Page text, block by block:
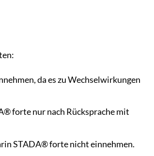
da es zu Wechselwirkungen
forte nur nach Rücksprache mit
STADA® forte nicht einnehmen.